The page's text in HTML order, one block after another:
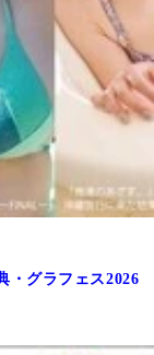
・グラフェス2026